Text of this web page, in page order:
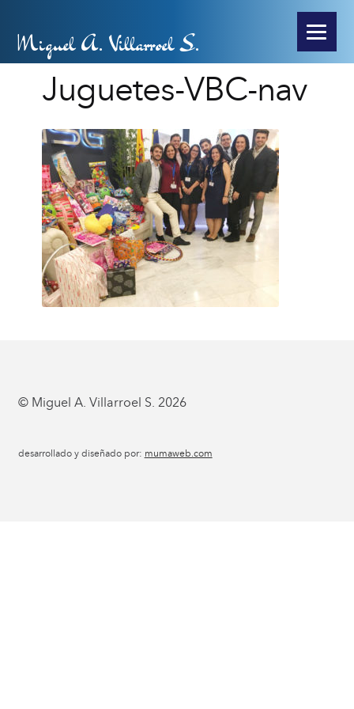
Miguel A. Villarroel S.
Juguetes-VBC-nav
© Miguel A. Villarroel S. 2026
desarrollado y diseñado por: mumaweb.com